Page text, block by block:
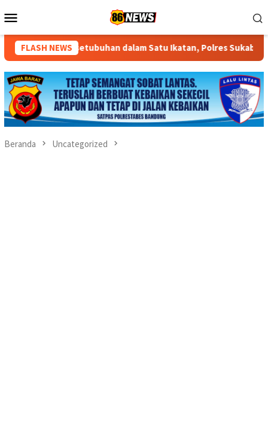
ke
Mobile
FLASH NEWS
dalam Satu Ikatan, Polres Sukabumi Kota Tetapkan
Beranda Uncategorized